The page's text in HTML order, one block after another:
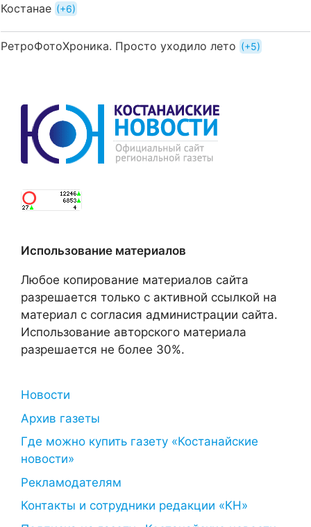
Костанае
+6
РетроФотоХроника. Просто уходило лето +5
Использование материалов
Любое копирование материалов сайта
разрешается только с активной ссылкой на
материал с согласия администрации сайта.
Использование авторского материала
разрешается не более 30%.
Новости
Архив газеты
Где можно купить газету «Костанайские
новости»
Рекламодателям
Контакты и сотрудники редакции «КН»